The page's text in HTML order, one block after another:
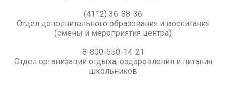
(4112) 36-88-36
Отдел дополнительного образования и воспитания
(смены и мероприятия центра)
8-800-550-14-21
Отдел организации отдыха, оздоровления и питания
школьников